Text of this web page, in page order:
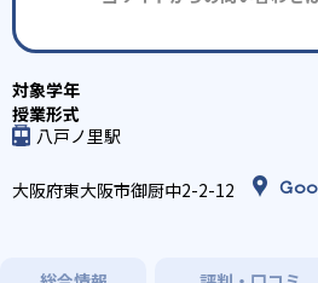
八戸ノ里駅
大阪府東大阪市御厨中2-2-12